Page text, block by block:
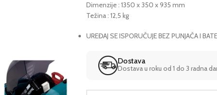
Dimenzije : 1350 x 350 x 935 mm
Težina : 12,5 kg
UREĐAJ SE ISPORUČUJE BEZ PUNJAČA I
Dostava
Dostava u roku od 1 do 3 radna